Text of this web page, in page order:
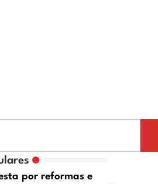
por reformas e